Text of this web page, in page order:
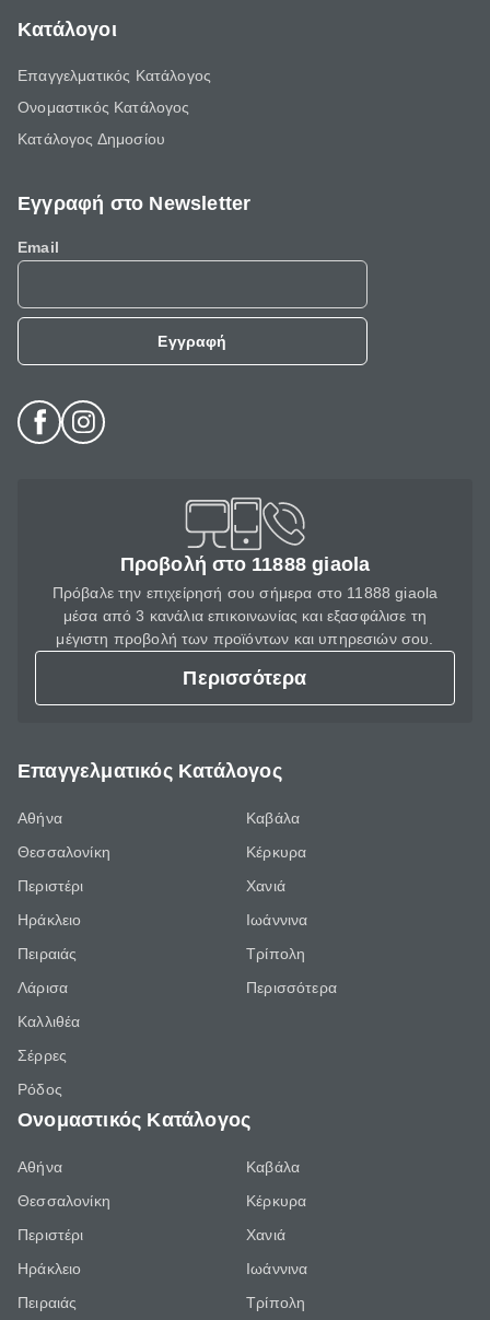
Κατάλογοι
Επαγγελματικός Κατάλογος
Ονομαστικός Κατάλογος
Κατάλογος Δημοσίου
Εγγραφή στο Newsletter
Email
Εγγραφή
Προβολή στο 11888 giaola
Πρόβαλε την επιχείρησή σου σήμερα στο 11888 giaola
μέσα από 3 κανάλια επικοινωνίας και εξασφάλισε τη
μέγιστη προβολή των προϊόντων και υπηρεσιών σου.
Περισσότερα
Επαγγελματικός Κατάλογος
Αθήνα
Θεσσαλονίκη
Περιστέρι
Ηράκλειο
Πειραιάς
Λάρισα
Καλλιθέα
Σέρρες
Ρόδος
Καβάλα
Κέρκυρα
Χανιά
Ιωάννινα
Τρίπολη
Περισσότερα
Ονομαστικός Κατάλογος
Αθήνα
Θεσσαλονίκη
Περιστέρι
Ηράκλειο
Πειραιάς
Καβάλα
Κέρκυρα
Χανιά
Ιωάννινα
Τρίπολη